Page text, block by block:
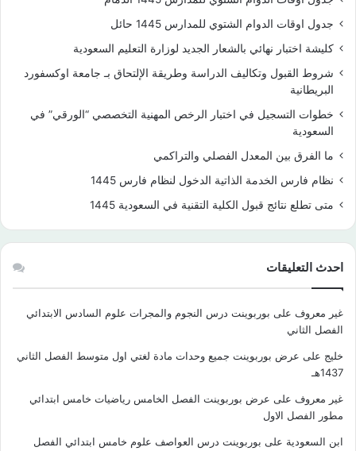
جدول اوقات الدوام الشتوي للمدارس 1445 حائل
كليشة اختبار نهائي بالشعار الجديد لوزارة التعليم السعودية
شروط القبول وتكاليف الدراسة وطريقة الإلتحاق بـ جامعة اوكسفورد
البريطانية
خطوات التسجيل في اختبار الرخص المهنية التخصصي “الورقي” في
السعودية
ما الفرق بين المعدل الفصلي والتراكمي
نظام فارس الخدمة الذاتية الدخول لنظام فارس 1445
متى تطلع نتائج قبول الكلية التقنية في السعودية 1445
احدث التعليقات
غير معروف على بوربوينت درس النجوم والمجرات علوم السادس الابتدائي
الفصل الثاني
خليج على عرض بوربوينت جميع وحدات مادة لغتي اول متوسط الفصل الثاني
1437هـ
غير معروف على عرض بوربوينت الفصل الخامس رياضيات خامس ابتدائي
مطور الفصل الاول
ابن السعودية على بوربوينت درس العواصف علوم خامس ابتدائي الفصل